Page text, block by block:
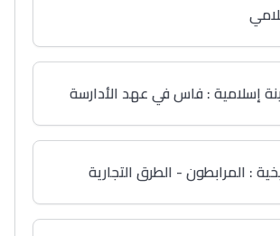
إسلامية : فاس في عهد الأدارسة
: المرابطون - الطرق التجارية